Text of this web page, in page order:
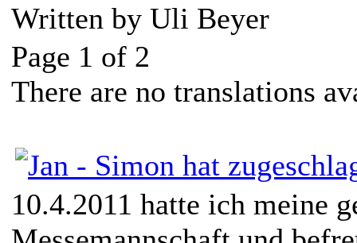
Written by Uli Beyer
Page 1 of 2
There are no translations
10.4.2011 hatte ich meine